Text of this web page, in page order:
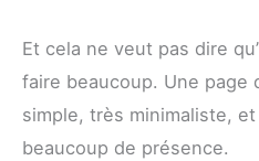
Et cela ne veut pas dire
faire beaucoup. Une
simple, très minimaliste,
beaucoup de présence.